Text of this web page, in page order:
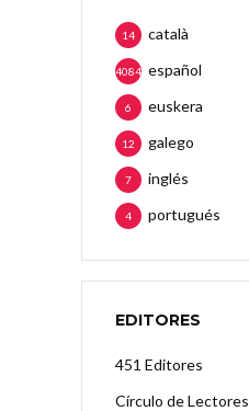
català
14
español
4084
euskera
6
galego
12
inglés
7
portugués
4
EDITORES
451 Editores
Círculo de Lectores